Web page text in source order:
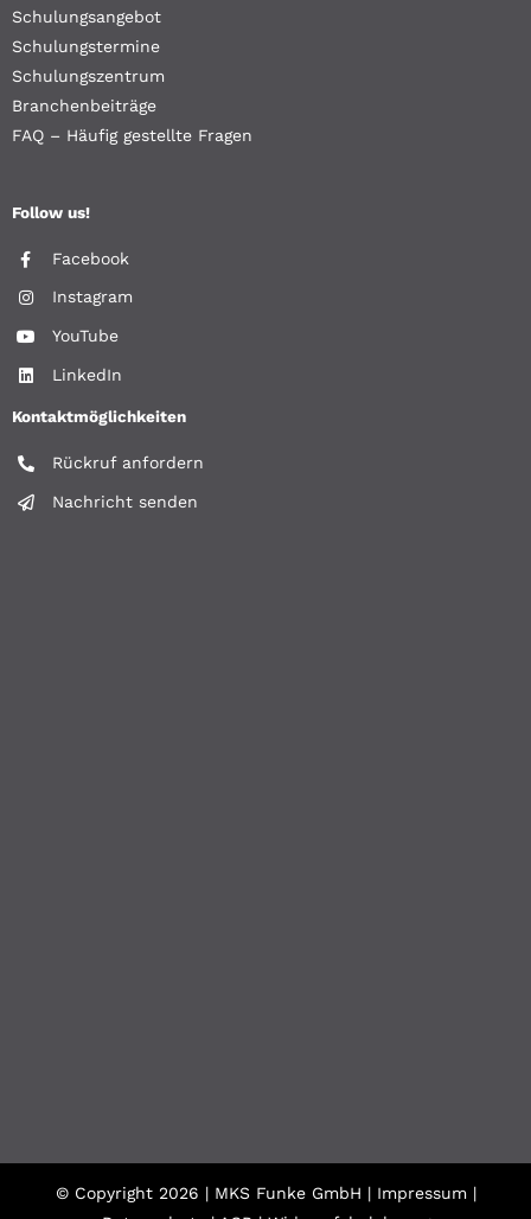
Schulungsangebot
Schulungstermine
Schulungszentrum
Branchenbeiträge
FAQ – Häufig gestellte Fragen
Follow us!
Facebook
Instagram
YouTube
LinkedIn
Kontaktmöglichkeiten
Rückruf anfordern
Nachricht senden
© Copyright 2026 | MKS Funke GmbH | Impressum|